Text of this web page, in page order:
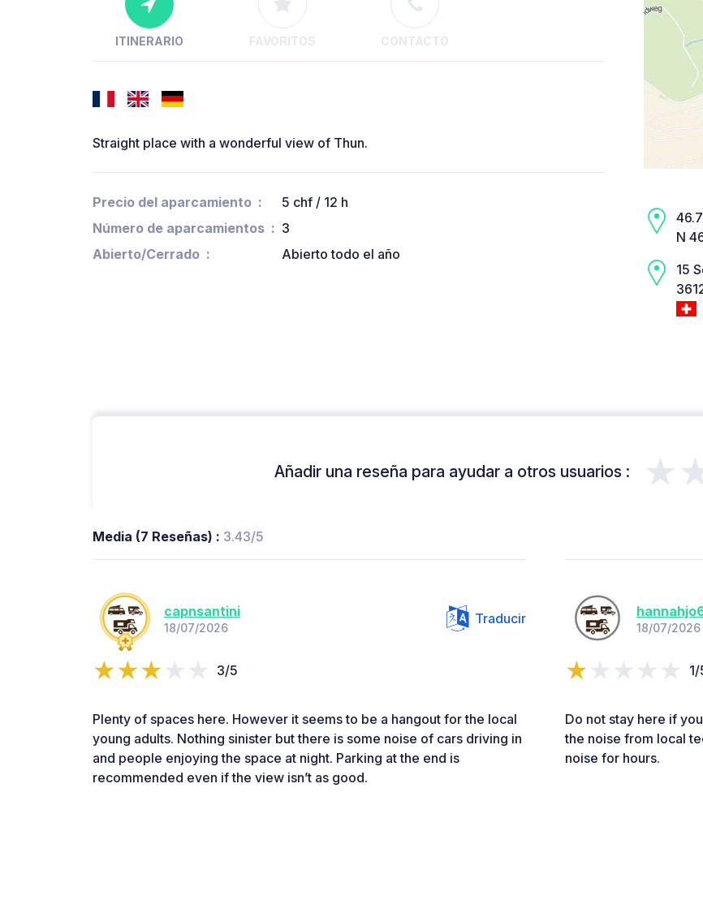
ITINERARIO FAVORITOS CONTACTO
Straight place with a wonderful view of Thun.
Precio del aparcamiento
5 chf / 12 h
Número de aparcamientos
3
Abierto/Cerrado
Abierto todo el año
N
15
Añadir una reseña para ayudar a otros usuarios :
Media (7 Reseñas) : 3.43/5
capnsantini
18/07/2026
Traducir
3/5
Plenty of spaces here. However it seems to be a hangout for the local
young adults. Nothing sinister but there is some noise of cars driving in
and people enjoying the space at night. Parking at the end is
recommended even if the view isn’t as good.
18/07/2026
1/
Do not stay here if
the noise from local
noise for hours.